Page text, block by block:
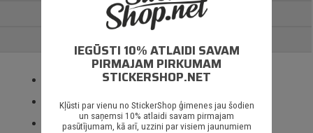
PAPILDUS INFORMĀCIJA
Izmantotas tikai augstas kvalitātes ORACAL līmplēves;
100% mitrumizturība;
3 – 5 gadu līmplēves noturība *;
IEGŪSTI 10% ATLAIDI SAVAM
PIRMAJAM PIRKUMAM
STICKERSHOP.NET
Kļūsti par vienu no StickerShop ģimenes jau šodien
un saņemsi 10% atlaidi savam pirmajam
pasūtījumam, kā arī, uzzini par visiem jaunumiem